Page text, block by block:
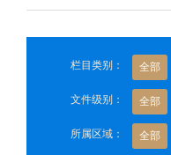
栏目类别： 全部
文件级别： 全部
所属区域： 全部